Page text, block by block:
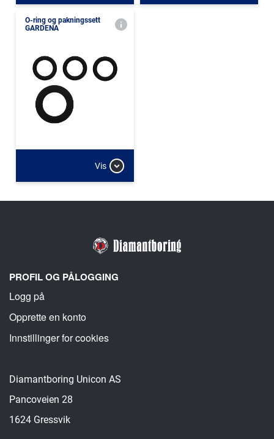
O-ring og pakningssett
GARDENA
Vis
PROFIL OG PÅLOGGING
Logg på
Opprette en konto
Innstillinger for cookies
Diamantboring Unicon AS
Pancoveien 28
1624 Gressvik